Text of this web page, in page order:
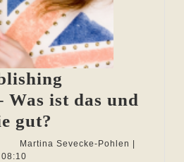
Was ist das und
gut?
Publishing
Martina Sevecke-Pohlen Martina
08:10